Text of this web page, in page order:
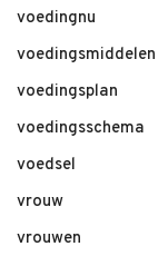
voedingnu
voedingsmiddelen
voedingsplan
voedingsschema
voedsel
vrouw
vrouwen